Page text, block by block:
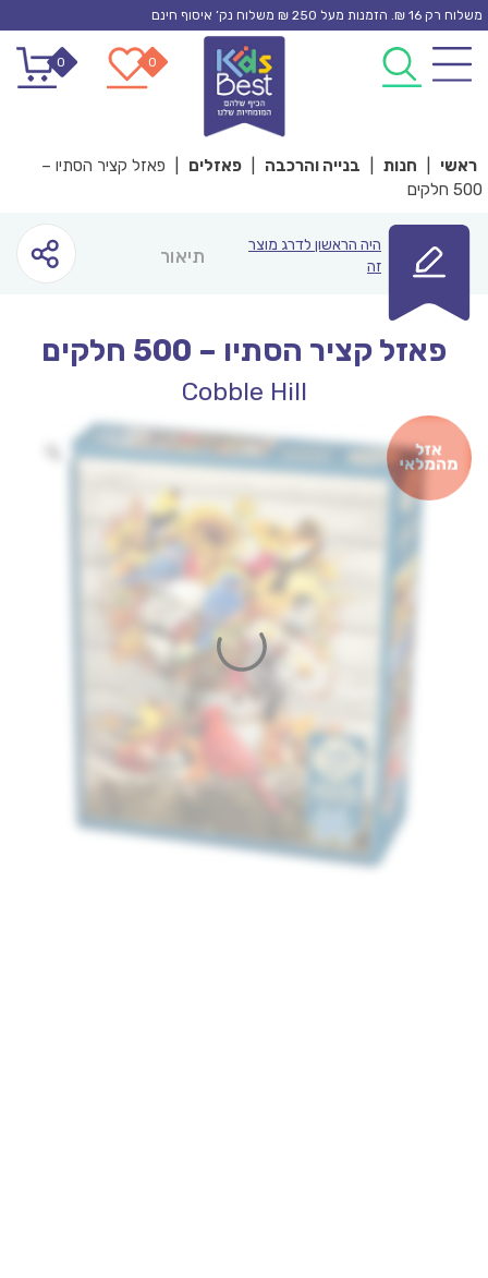
Skip
content
משלוח רק 16 ₪. הזמנות מעל 250 ₪ משלוח נק’ איסוף חינם
0
0
ראשי חנות בנייה והרכבה פאזלים
פאזל קציר הסתיו –
500 חלקים
היה הראשון לדרג מוצר
זה
תיאור
פאזל קציר הסתיו – 500 חלקים
Cobble Hill